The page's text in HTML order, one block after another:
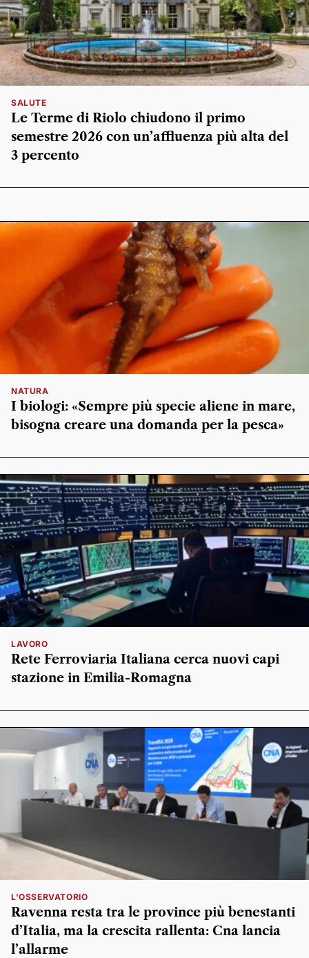
SALUTE
Le Terme di Riolo chiudono il primo
semestre 2026 con un’affluenza più alta del
3 percento
NATURA
I biologi: «Sempre più specie aliene in mare,
bisogna creare una domanda per la pesca»
LAVORO
Rete Ferroviaria Italiana cerca nuovi capi
stazione in Emilia-Romagna
L'OSSERVATORIO
Ravenna resta tra le province più benestanti
d’Italia, ma la crescita rallenta: Cna lancia
l’allarme